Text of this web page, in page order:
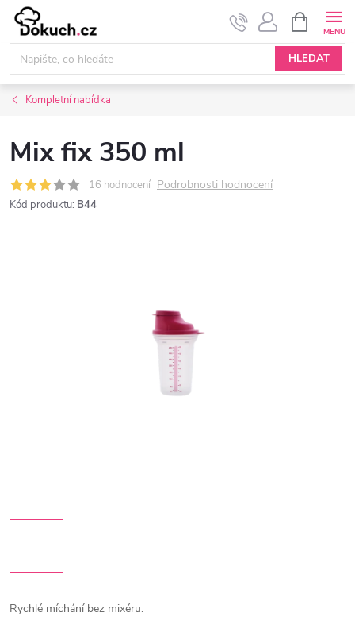
Přejít
obsah
HLEDAT
NÁKUPNÍ
KOŠÍK
Kompletní nabídka
Mix fix 350 ml
16 hodnocení Podrobnosti hodnocení
Kód produktu: B44
Rychlé míchání bez mixéru.